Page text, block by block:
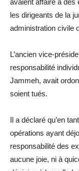
avaient affaire à des
les dirigeants de la
administration civile
L’ancien vice-
responsabilité
Jammeh, avait
soient tués.
Il a déclaré qu’en
opérations ayant
responsabilité des
aucune joie, ni à